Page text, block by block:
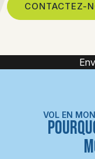
CONTACTEZ-
VOL EN